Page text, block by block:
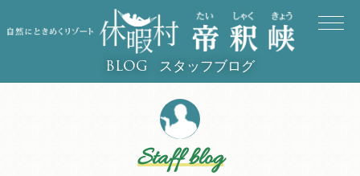
BLOG スタッフブログ
Staff blog